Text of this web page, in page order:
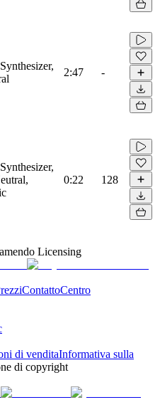
2:47 -
0:22 128
Licensing
ContattoCentro
di venditaInformativa sulla
di copyright